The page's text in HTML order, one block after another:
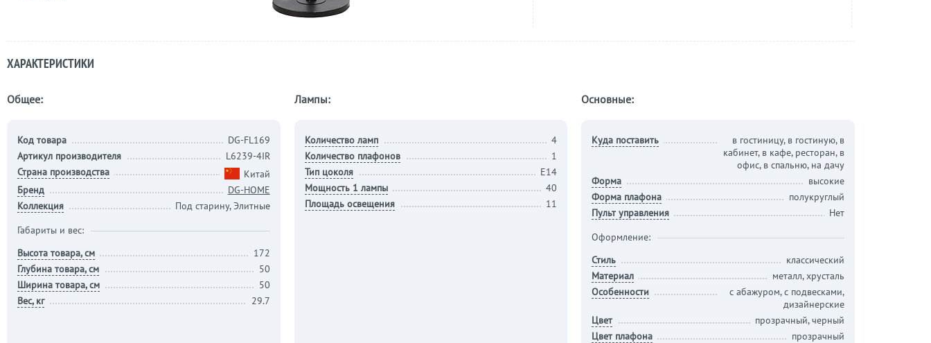
ХАРАКТЕРИСТИКИ
Общее:
Код товара
DG-FL169
Артикул производителя
L6239-4IR
Страна производства
Китай
Бренд
DG-HOME
Коллекция
Под старину, Элитные
Габариты и вес:
Высота товара, см
172
Глубина товара, см
50
Ширина товара, см
50
Вес, кг
29.7
Лампы:
Количество ламп
4
Количество плафонов
1
Тип цоколя
E14
Мощность 1 лампы
40
Площадь освещения
11
Основные:
Куда поставить
в гостиницу, в гостиную, в
кабинет, в кафе, ресторан, в
офис, в спальню, на дачу
Форма
высокие
Форма плафона
полукруглый
Пульт управления
Нет
Оформление:
Стиль
классический
Материал
металл, хрусталь
Особенности
с абажуром, с подвесками,
дизайнерские
Цвет
прозрачный, черный
Цвет плафона
прозрачный